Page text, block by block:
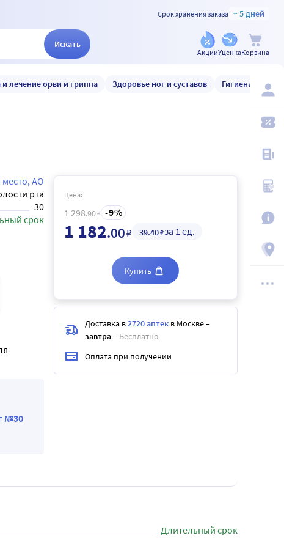
Срок хранения заказа ~ 5 дней
Искать
АкцииУценкаКорзина
лечение орви и гриппа Здоровье ног и суставов Гигиена и уход
АО
рта
30
срок
№30
Цена:
1 298.90₽ 9
1 182.00₽ 39.40₽за 1 ед.
Купить
Доставка в2720 аптек в Москве–
завтра– Бесплатно
Оплата при получении
Длительный срок